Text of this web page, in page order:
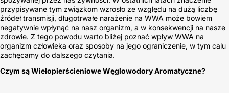
przypisywane tym związkom wzrosło ze względu na dużą liczbę
źródeł transmisji, długotrwałe narażenie na WWA może bowiem
negatywnie wpłynąć na nasz organizm, a w konsekwencji na nasze
zdrowie. Z tego powodu warto bliżej poznać wpływ WWA na
organizm człowieka oraz sposoby na jego ograniczenie, w tym calu
zachęcamy do dalszego czytania.
Czym są Wielopierścieniowe Węglowodory Aromatyczne?